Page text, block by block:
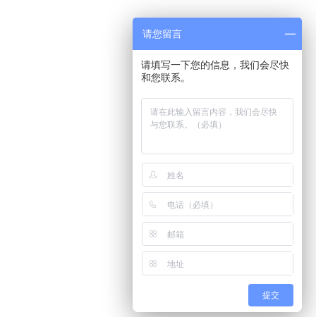
请您留言
请填写一下您的信息，我们会尽快
和您联系。
提交